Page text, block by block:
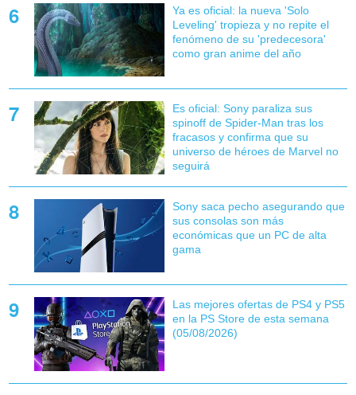
Ya es oficial: la nueva 'Solo
Leveling' tropieza y no repite el
fenómeno de su 'predecesora'
como gran anime del año
Es oficial: Sony paraliza sus
spinoff de Spider-Man tras los
fracasos y confirma que su
universo de héroes de Marvel no
seguirá
Sony saca pecho asegurando que
sus consolas son más
económicas que un PC de alta
gama
Las mejores ofertas de PS4 y PS5
en la PS Store de esta semana
(05/08/2026)